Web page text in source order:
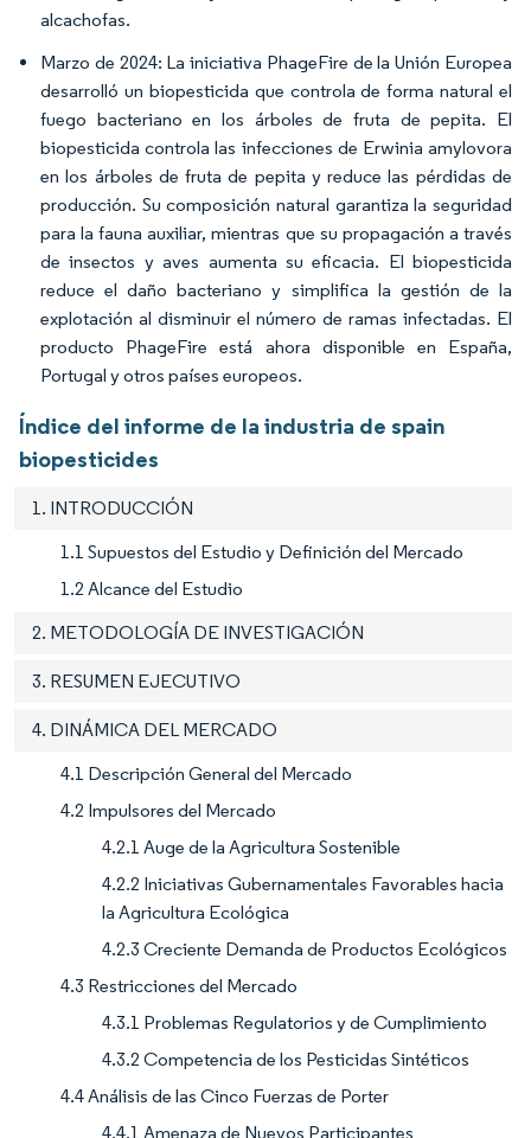
alcachofas.
Marzo de 2024: La iniciativa PhageFire de la Unión Europea
desarrolló un biopesticida que controla de forma natural el
fuego bacteriano en los árboles de fruta de pepita. El
biopesticida controla las infecciones de Erwinia amylovora
en los árboles de fruta de pepita y reduce las pérdidas de
producción. Su composición natural garantiza la seguridad
para la fauna auxiliar, mientras que su propagación a través
de insectos y aves aumenta su eficacia. El biopesticida
reduce el daño bacteriano y simplifica la gestión de la
explotación al disminuir el número de ramas infectadas. El
producto PhageFire está ahora disponible en España,
Portugal y otros países europeos.
Índice del informe de la industria de spain
biopesticides
1. INTRODUCCIÓN
1.1 Supuestos del Estudio y Definición del Mercado
1.2 Alcance del Estudio
2. METODOLOGÍA DE INVESTIGACIÓN
3. RESUMEN EJECUTIVO
4. DINÁMICA DEL MERCADO
4.1 Descripción General del Mercado
4.2 Impulsores del Mercado
4.2.1 Auge de la Agricultura Sostenible
4.2.2 Iniciativas Gubernamentales Favorables hacia
la Agricultura Ecológica
4.2.3 Creciente Demanda de Productos Ecológicos
4.3 Restricciones del Mercado
4.3.1 Problemas Regulatorios y de Cumplimiento
4.3.2 Competencia de los Pesticidas Sintéticos
4.4 Análisis de las Cinco Fuerzas de Porter
4.4.1 Amenaza de Nuevos Participantes